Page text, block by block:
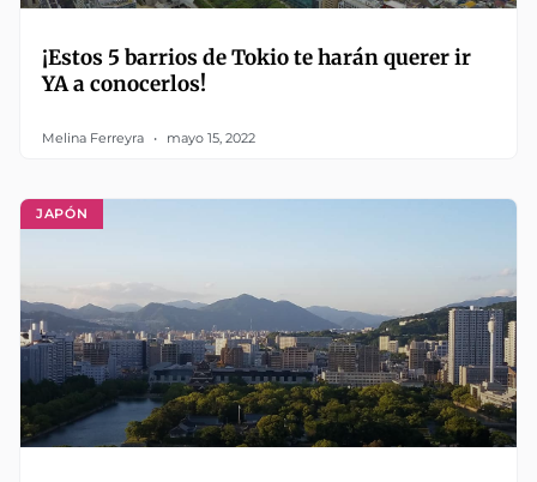
¡Estos 5 barrios de Tokio te harán querer ir
YA a conocerlos!
Melina Ferreyra mayo 15, 2022
JAPÓN